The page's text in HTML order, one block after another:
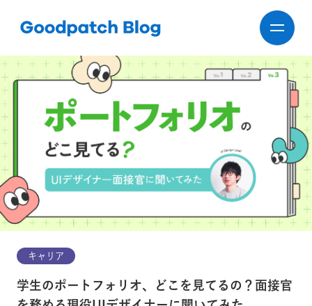
キャリア
学生のポートフォリオ、どこを見てるの？面接官